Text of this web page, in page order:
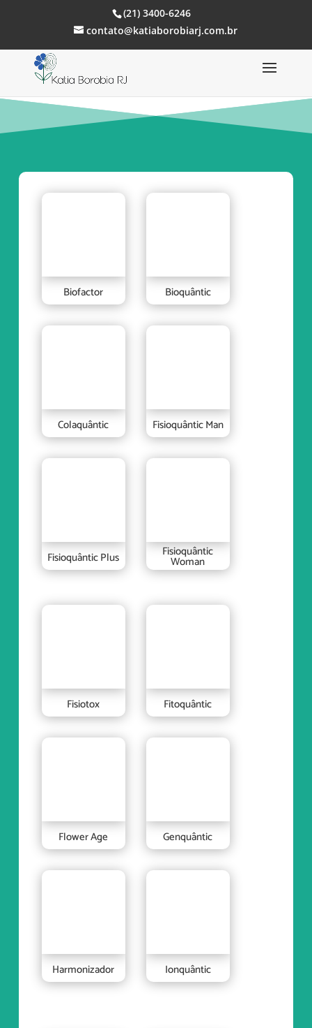
(21) 3400-6246
contato@katiaborobiarj.com.br
Biofactor Bioquântic
Colaquântic Fisioquântic Man
Fisioquântic Plus Fisioquântic
Woman
Fisiotox Fitoquântic
Flower Age Genquântic
Harmonizador Ionquântic